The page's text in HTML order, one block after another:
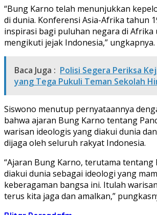
“Bung Karno telah menunjukkan
di dunia. Konferensi Asia-Afrika tahun
inspirasi bagi puluhan negara di Afrika
mengikuti jejak Indonesia,” ungkapnya.
Baca Juga : Polisi Segera Periksa
yang Tega Pukuli Teman Sekolah
Siswono menutup pernyataannya
bahwa ajaran Bung Karno tentang
warisan ideologis yang diakui dunia
dijaga oleh seluruh rakyat Indonesia.
“Ajaran Bung Karno, terutama tentang
diakui dunia sebagai ideologi yang
keberagaman bangsa ini. Itulah
terus kita jaga dan amalkan,”